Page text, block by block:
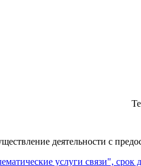
деятельности с
услуги связи", срок